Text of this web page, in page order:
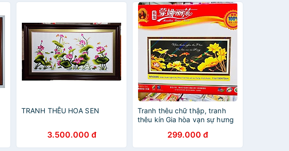
TRANH THÊU HOA SEN
3.500.000 đ
Tranh thêu chữ thập, tranh
thêu kín Gia hòa vạn sự hưng
299.000 đ